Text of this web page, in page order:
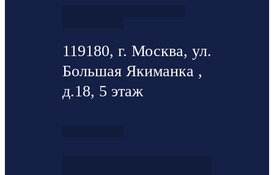
119180, г. Москва, ул.
Большая Якиманка ,
д.18, 5 этаж